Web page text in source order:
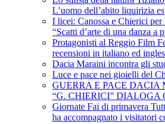
L’uomo dell’abito liquirizia
I licei: Canossa e Chierici per
“Scatti d’arte di una danza a
Protagonisti al Reggio Film
recensioni in italiano ed
Dacia Maraini incontra gli
Luce e pace nei gioielli del
GUERRA E PACE
“G. CHIERICI” DIALOGA
Giornate Fai di primavera
ha accompagnato i visitatori